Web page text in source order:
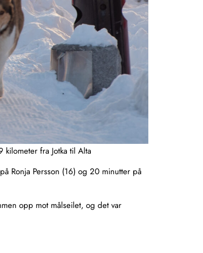
kilometer fra Jotka til Alta
Ronja Persson (16) og 20 minutter på
opp mot målseilet, og det var